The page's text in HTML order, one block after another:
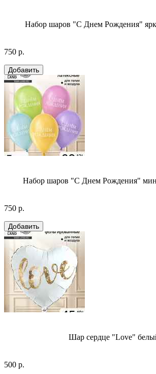
Набор шаров "С Днем Рождения"
750 р.
Набор шаров "С Днем Рождения"
750 р.
Шар сердце "Love"
500 р.